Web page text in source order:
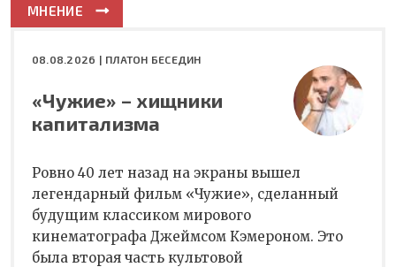
МНЕНИЕ
08.08.2026 | ПЛАТОН БЕСЕДИН
«Чужие» – хищники
капитализма
Ровно 40 лет назад на экраны вышел
легендарный фильм «Чужие», сделанный
будущим классиком мирового
кинематографа Джеймсом Кэмероном. Это
была вторая часть культовой